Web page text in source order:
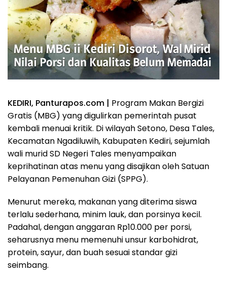
KEDIRI, Panturapos.com | Program Makan Bergizi
Gratis (MBG) yang digulirkan pemerintah pusat
kembali menuai kritik. Di wilayah Setono, Desa Tales,
Kecamatan Ngadiluwih, Kabupaten Kediri, sejumlah
wali murid SD Negeri Tales menyampaikan
keprihatinan atas menu yang disajikan oleh Satuan
Pelayanan Pemenuhan Gizi (SPPG).
Menurut mereka, makanan yang diterima siswa
terlalu sederhana, minim lauk, dan porsinya kecil.
Padahal, dengan anggaran Rp10.000 per porsi,
seharusnya menu memenuhi unsur karbohidrat,
protein, sayur, dan buah sesuai standar gizi
seimbang.